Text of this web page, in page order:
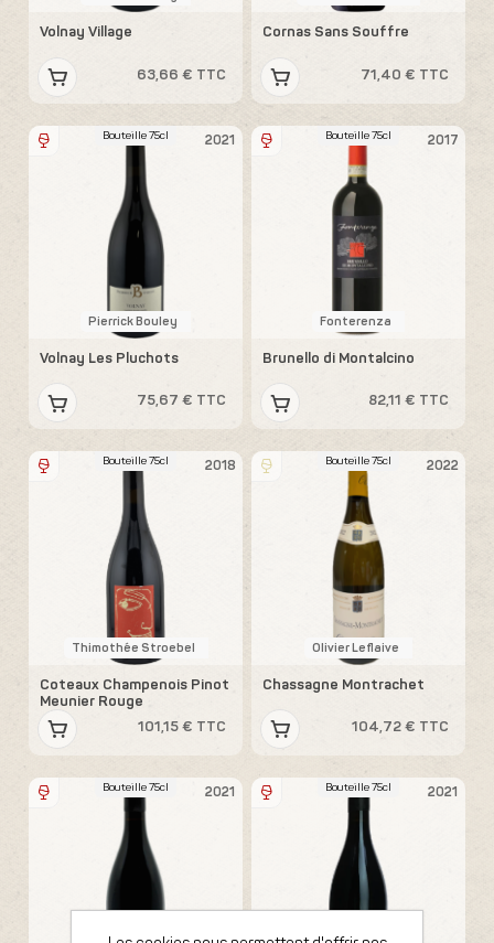
Volnay Village
63,66 € TTC
Cornas Sans Souffre
71,40 € TTC
2021
Bouteille 75cl
Pierrick Bouley
Volnay Les Pluchots
75,67 € TTC
2017
Bouteille 75cl
Fonterenza
Brunello di Montalcino
82,11 € TTC
2018
Bouteille 75cl
Thimothée Stroebel
Coteaux Champenois Pinot
Meunier Rouge
101,15 € TTC
2022
Bouteille 75cl
Olivier Leflaive
Chassagne Montrachet
104,72 € TTC
2021
Bouteille 75cl 2021
Bouteille 75cl